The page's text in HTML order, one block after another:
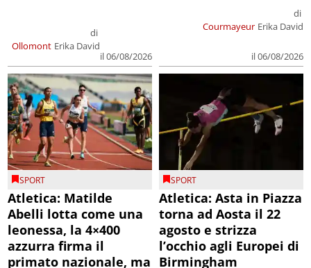
Ollomont
di
Erika David
il 06/08/2026
Courmayeur
di
Erika David
il 06/08/2026
SPORT
Atletica: Matilde
Abelli lotta come una
leonessa, la 4×400
azzurra firma il
primato nazionale, ma
SPORT
Atletica: Asta in Piazza
torna ad Aosta il 22
agosto e strizza
l’occhio agli Europei di
Birmingham